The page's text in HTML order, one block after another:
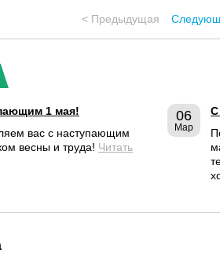
< Предыдущая
1 мая!
вас с наступающим
весны и труда! Читать
06
Мар
С